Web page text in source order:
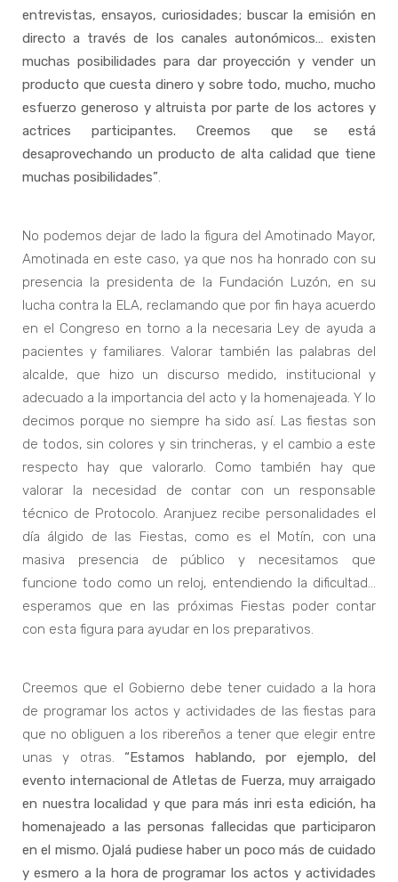
entrevistas, ensayos, curiosidades; buscar la emisión en
directo a través de los canales autonómicos… existen
muchas posibilidades para dar proyección y vender un
producto que cuesta dinero y sobre todo, mucho, mucho
esfuerzo generoso y altruista por parte de los actores y
actrices participantes. Creemos que se está
desaprovechando un producto de alta calidad que tiene
muchas posibilidades”.
No podemos dejar de lado la figura del Amotinado Mayor,
Amotinada en este caso, ya que nos ha honrado con su
presencia la presidenta de la Fundación Luzón, en su
lucha contra la ELA, reclamando que por fin haya acuerdo
en el Congreso en torno a la necesaria Ley de ayuda a
pacientes y familiares. Valorar también las palabras del
alcalde, que hizo un discurso medido, institucional y
adecuado a la importancia del acto y la homenajeada. Y lo
decimos porque no siempre ha sido así. Las fiestas son
de todos, sin colores y sin trincheras, y el cambio a este
respecto hay que valorarlo. Como también hay que
valorar la necesidad de contar con un responsable
técnico de Protocolo. Aranjuez recibe personalidades el
día álgido de las Fiestas, como es el Motín, con una
masiva presencia de público y necesitamos que
funcione todo como un reloj, entendiendo la dificultad…
esperamos que en las próximas Fiestas poder contar
con esta figura para ayudar en los preparativos.
Creemos que el Gobierno debe tener cuidado a la hora
de programar los actos y actividades de las fiestas para
que no obliguen a los ribereños a tener que elegir entre
unas y otras. “Estamos hablando, por ejemplo, del
evento internacional de Atletas de Fuerza, muy arraigado
en nuestra localidad y que para más inri esta edición, ha
homenajeado a las personas fallecidas que participaron
en el mismo. Ojalá pudiese haber un poco más de cuidado
y esmero a la hora de programar los actos y actividades